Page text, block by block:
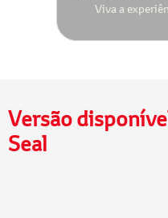
Viva a
Versão
Seal